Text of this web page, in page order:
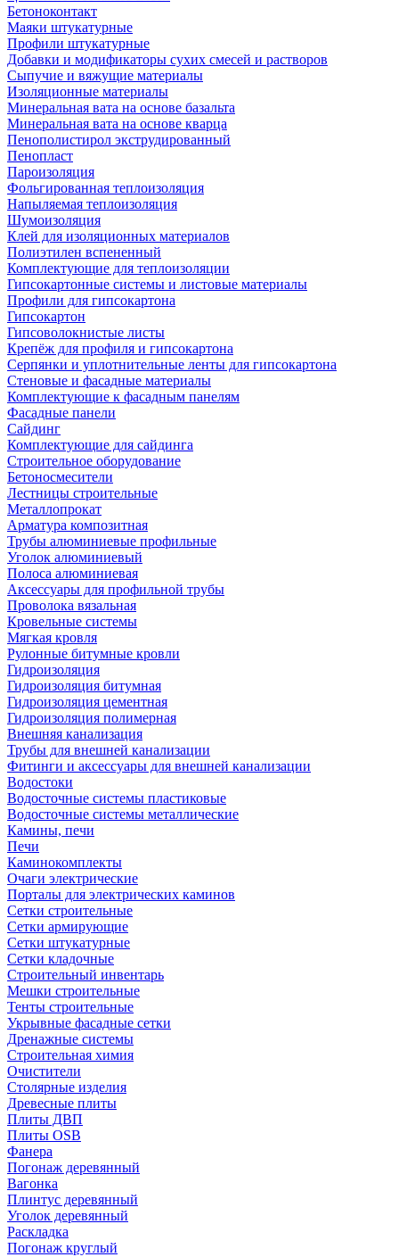
Бетоноконтакт
Маяки штукатурные
Профили штукатурные
Добавки и модификаторы сухих смесей и растворов
Сыпучие и вяжущие материалы
Изоляционные материалы
Минеральная вата на основе базальта
Минеральная вата на основе кварца
Пенополистирол экструдированный
Пенопласт
Пароизоляция
Фольгированная теплоизоляция
Напыляемая теплоизоляция
Шумоизоляция
Клей для изоляционных материалов
Полиэтилен вспененный
Комплектующие для теплоизоляции
Гипсокартонные системы и листовые материалы
Профили для гипсокартона
Гипсокартон
Гипсоволокнистые листы
Крепёж для профиля и гипсокартона
Серпянки и уплотнительные ленты для гипсокартона
Стеновые и фасадные материалы
Комплектующие к фасадным панелям
Фасадные панели
Сайдинг
Комплектующие для сайдинга
Строительное оборудование
Бетоносмесители
Лестницы строительные
Металлопрокат
Арматура композитная
Трубы алюминиевые профильные
Уголок алюминиевый
Полоса алюминиевая
Аксессуары для профильной трубы
Проволока вязальная
Кровельные системы
Мягкая кровля
Рулонные битумные кровли
Гидроизоляция
Гидроизоляция битумная
Гидроизоляция цементная
Гидроизоляция полимерная
Внешняя канализация
Трубы для внешней канализации
Фитинги и аксессуары для внешней канализации
Водостоки
Водосточные системы пластиковые
Водосточные системы металлические
Камины, печи
Печи
Каминокомплекты
Очаги электрические
Порталы для электрических каминов
Сетки строительные
Сетки армирующие
Сетки штукатурные
Сетки кладочные
Строительный инвентарь
Мешки строительные
Тенты строительные
Укрывные фасадные сетки
Дренажные системы
Строительная химия
Очистители
Столярные изделия
Древесные плиты
Плиты ДВП
Плиты OSB
Фанера
Погонаж деревянный
Вагонка
Плинтус деревянный
Уголок деревянный
Раскладка
Погонаж круглый